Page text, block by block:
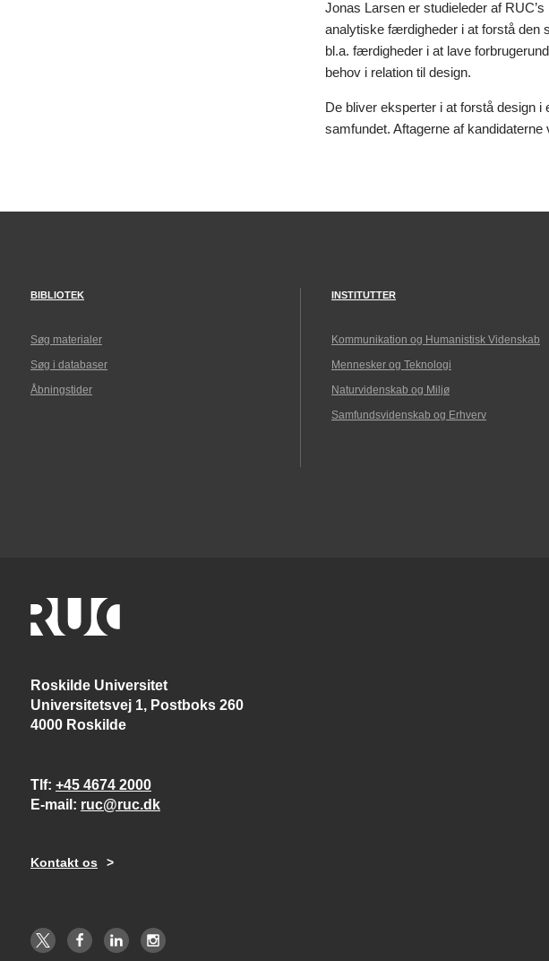
Jonas Larsen er studieleder af
analytiske færdigheder i at forstå den
bl.a. færdigheder i at lave
behov i relation til design.
De bliver eksperter i at forstå design
samfundet. Aftagerne af
BIBLIOTEK
Søg materialer
Søg i databaser
Åbningstider
INSTITUTTER
Kommunikation og Humanistisk Videnskab
Mennesker og Teknologi
Naturvidenskab og Miljø
Samfundsvidenskab og Erhverv
Roskilde Universitet
Universitetsvej 1, Postboks 260
4000 Roskilde
Tlf +45 4674 2000
E-mail
ruc@ruc.dk
Kontakt os